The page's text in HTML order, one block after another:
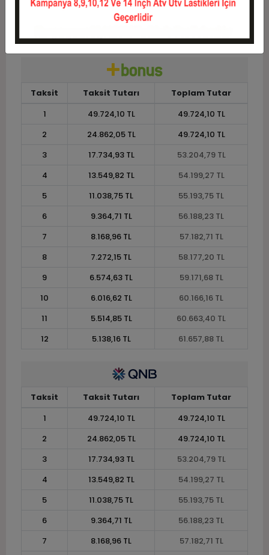
5.514,85 TL
Taksit Taksit Tutarı
Toplam Tutar
1
49.724,10 TL
49.724,10 TL
2
24.862,05 TL
49.724,10 TL
3
17.734,93 TL
53.204,79 TL
4
13.549,82 TL
54.199,27 TL
5
11.038,75 TL
55.193,75 TL
6
9.364,71 TL
56.188,23 TL
7
8.168,96 TL
57.182,71 TL
8
7.272,15 TL
58.177,20 TL
9
6.574,63 TL
59.171,68 TL
10
6.016,62 TL
60.166,16 TL
11
5.514,85 TL
60.663,40 TL
12
5.138,16 TL 61.657,88 TL
Taksit Taksit Tutarı
Toplam Tutar
1
49.724,10 TL
49.724,10 TL
2
24.862,05 TL
49.724,10 TL
3
17.734,93 TL
53.204,79 TL
4
13.549,82 TL
54.199,27 TL
5
11.038,75 TL
55.193,75 TL
6
9.364,71 TL
56.188,23 TL
7
8.168,96 TL 57.182,71 TL